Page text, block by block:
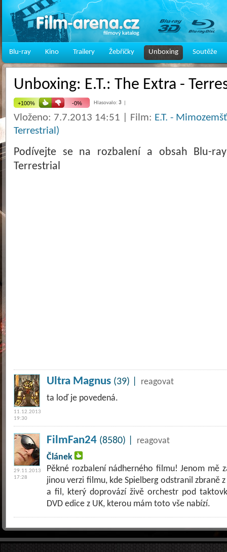
Blu-ray Kino Trailery Žebříčky Unboxing Soutěže
Unboxing: E.T.: The Extra -
Hlasovalo: 3
Vloženo: 7.7.2013 14:51 | Film: E.T. -
Terrestrial)
Podívejte se na rozbalení a obsah Blu-
Terrestrial
11.12.2013
19:30
Ultra Magnus (39) |
reagovat
ta loď je povedená.
29.11.2013
17:28
FilmFan24 (8580) |
reagovat
Článek
Pěkné rozbalení nádherného filmu! Jenom mě
jinou verzi filmu, kde Spielberg odstranil zbraně
a fil, který doprovází živě orchestr pod
DVD edice z UK, kterou mám toto vše nabízí.